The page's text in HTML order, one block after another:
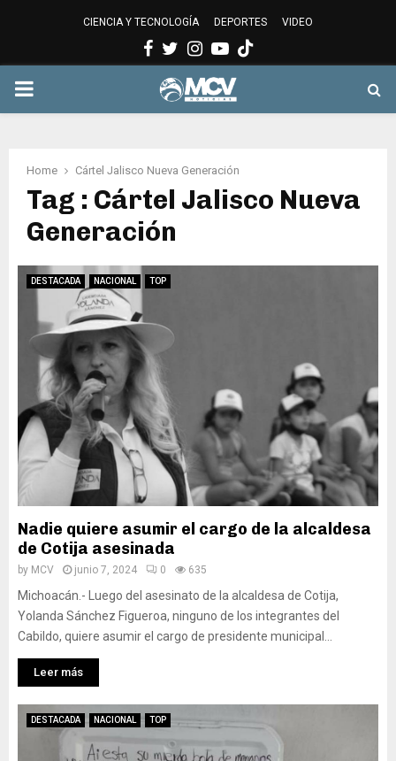
CIENCIA Y TECNOLOGÍA DEPORTES VIDEO
Facebook
Twitter
Instagram
Youtube
PRIMARY
Home Cártel Jalisco Nueva Generación
Tag : Cártel Jalisco Nueva
Generación
DESTACADA NACIONAL TOP
Nadie quiere asumir el cargo de la alcaldesa
de Cotija asesinada
by MCV junio 7, 2024 0 635
Michoacán.- Luego del asesinato de la alcaldesa de Cotija,
Yolanda Sánchez Figueroa, ninguno de los integrantes del
Cabildo, quiere asumir el cargo de presidente municipal...
Leer más
DESTACADA NACIONAL TOP